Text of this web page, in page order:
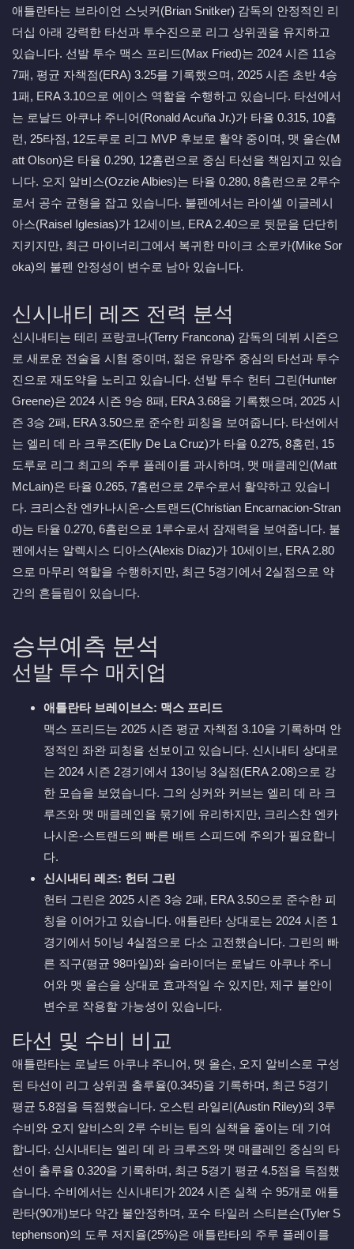
애틀란타는 브라이언 스닛커(Brian Snitker) 감독의 안정적인 리
더십 아래 강력한 타선과 투수진으로 리그 상위권을 유지하고
있습니다. 선발 투수 맥스 프리드(Max Fried)는 2024 시즌 11승
7패, 평균 자책점(ERA) 3.25를 기록했으며, 2025 시즌 초반 4승
1패, ERA 3.10으로 에이스 역할을 수행하고 있습니다. 타선에서
는 로날드 아쿠냐 주니어(Ronald Acuña Jr.)가 타율 0.315, 10홈
런, 25타점, 12도루로 리그 MVP 후보로 활약 중이며, 맷 올슨(M
att Olson)은 타율 0.290, 12홈런으로 중심 타선을 책임지고 있습
니다. 오지 알비스(Ozzie Albies)는 타율 0.280, 8홈런으로 2루수
로서 공수 균형을 잡고 있습니다. 불펜에서는 라이셀 이글레시
아스(Raisel Iglesias)가 12세이브, ERA 2.40으로 뒷문을 단단히
지키지만, 최근 마이너리그에서 복귀한 마이크 소로카(Mike Sor
oka)의 불펜 안정성이 변수로 남아 있습니다.
신시내티 레즈 전력 분석
신시내티는 테리 프랑코나(Terry Francona) 감독의 데뷔 시즌으
로 새로운 전술을 시험 중이며, 젊은 유망주 중심의 타선과 투수
진으로 재도약을 노리고 있습니다. 선발 투수 헌터 그린(Hunter
Greene)은 2024 시즌 9승 8패, ERA 3.68을 기록했으며, 2025 시
즌 3승 2패, ERA 3.50으로 준수한 피칭을 보여줍니다. 타선에서
는 엘리 데 라 크루즈(Elly De La Cruz)가 타율 0.275, 8홈런, 15
도루로 리그 최고의 주루 플레이를 과시하며, 맷 매클레인(Matt
McLain)은 타율 0.265, 7홈런으로 2루수로서 활약하고 있습니
다. 크리스찬 엔카나시온-스트랜드(Christian Encarnacion-Stran
d)는 타율 0.270, 6홈런으로 1루수로서 잠재력을 보여줍니다. 불
펜에서는 알렉시스 디아스(Alexis Díaz)가 10세이브, ERA 2.80
으로 마무리 역할을 수행하지만, 최근 5경기에서 2실점으로 약
간의 흔들림이 있습니다.
승부예측 분석
선발 투수 매치업
애틀란타 브레이브스: 맥스 프리드
맥스 프리드는 2025 시즌 평균 자책점 3.10을 기록하며 안
정적인 좌완 피칭을 선보이고 있습니다. 신시내티 상대로
는 2024 시즌 2경기에서 13이닝 3실점(ERA 2.08)으로 강
한 모습을 보였습니다. 그의 싱커와 커브는 엘리 데 라 크
루즈와 맷 매클레인을 묶기에 유리하지만, 크리스찬 엔카
나시온-스트랜드의 빠른 배트 스피드에 주의가 필요합니
다.
신시내티 레즈: 헌터 그린
헌터 그린은 2025 시즌 3승 2패, ERA 3.50으로 준수한 피
칭을 이어가고 있습니다. 애틀란타 상대로는 2024 시즌 1
경기에서 5이닝 4실점으로 다소 고전했습니다. 그린의 빠
른 직구(평균 98마일)와 슬라이더는 로날드 아쿠냐 주니
어와 맷 올슨을 상대로 효과적일 수 있지만, 제구 불안이
변수로 작용할 가능성이 있습니다.
타선 및 수비 비교
애틀란타는 로날드 아쿠냐 주니어, 맷 올슨, 오지 알비스로 구성
된 타선이 리그 상위권 출루율(0.345)을 기록하며, 최근 5경기
평균 5.8점을 득점했습니다. 오스틴 라일리(Austin Riley)의 3루
수비와 오지 알비스의 2루 수비는 팀의 실책을 줄이는 데 기여
합니다. 신시내티는 엘리 데 라 크루즈와 맷 매클레인 중심의 타
선이 출루율 0.320을 기록하며, 최근 5경기 평균 4.5점을 득점했
습니다. 수비에서는 신시내티가 2024 시즌 실책 수 95개로 애틀
란타(90개)보다 약간 불안정하며, 포수 타일러 스티븐슨(Tyler S
tephenson)의 도루 저지율(25%)은 애틀란타의 주루 플레이를